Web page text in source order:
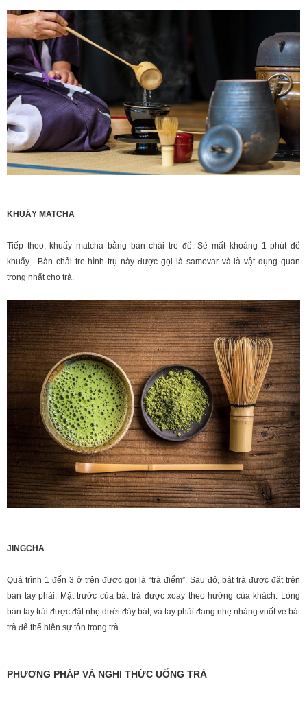
KHUẤY MATCHA
Tiếp theo, khuấy matcha bằng bàn chải tre để. Sẽ mất khoảng 1 phút để
khuấy. Bàn chải tre hình trụ này được gọi là samovar và là vật dụng quan
trọng nhất cho trà.
JINGCHA
Quá trình 1 đến 3 ở trên được gọi là “trà điểm”. Sau đó, bát trà được đặt trên
bàn tay phải. Mặt trước của bát trà được xoay theo hướng của khách. Lòng
bàn tay trái được đặt nhẹ dưới đáy bát, và tay phải đang nhẹ nhàng vuốt ve bát
trà để thể hiện sự tôn trọng trà.
PHƯƠNG PHÁP VÀ NGHI THỨC UỐNG TRÀ